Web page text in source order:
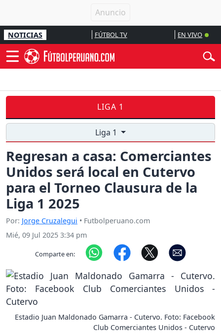
NOTICIAS FÚTBOL TV EN VIVO
LIGA 1
Liga 1
Regresan a casa: Comerciantes
Unidos será local en Cutervo
para el Torneo Clausura de la
Liga 1 2025
Por: Jorge Cruzalegui • Futbolperuano.com
Mié, 09 Jul 2025 3:34 pm
Comparte en:
Estadio Juan Maldonado Gamarra - Cutervo. Foto: Facebook
Club Comerciantes Unidos - Cutervo